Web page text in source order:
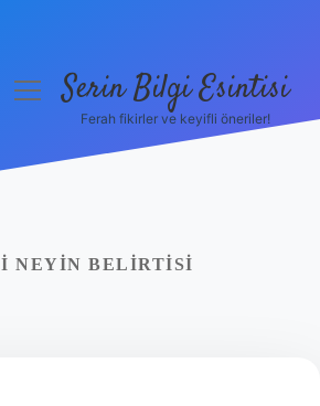
menüyüSerin Bilgi Esintisi
Ferah fikirler ve keyifli öneriler!
NEYIN BELIRTISI